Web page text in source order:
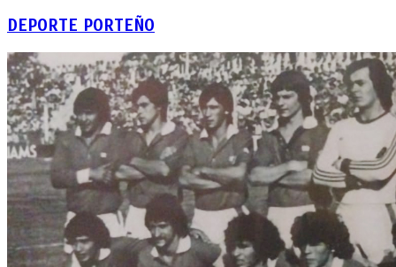
DEPORTE PORTEÑO